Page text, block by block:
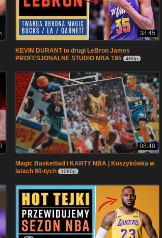
38:45
KEVIN DURANT to drugi LeBron James
PROFESJONALNE STUDIO NBA 195
480p
08:48
Magic Basketball i KARTY NBA | Koszykówka w
latach 90-tych
1080p